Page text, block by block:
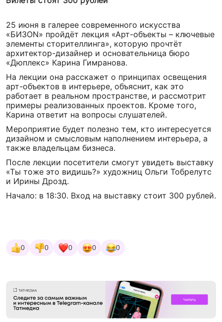
25 июня в галерее современного искусства
«БИЗОN» пройдёт лекция «Арт-объекты – ключевые
элементы сторителлинга», которую прочтёт
архитектор-дизайнер и основательница бюро
«Дюплекс» Карина Гимранова.
На лекции она расскажет о принципах освещения
арт-объектов в интерьере, объяснит, как это
работает в реальном пространстве, и рассмотрит
примеры реализованных проектов. Кроме того,
Карина ответит на вопросы слушателей.
Мероприятие будет полезно тем, кто интересуется
дизайном и смысловым наполнением интерьера, а
также владельцам бизнеса.
После лекции посетители смогут увидеть выставку
«Ты тоже это видишь?» художниц Ольги Тобрелутс
и Ирины Дрозд.
Начало: в 18:30. Вход на выставку стоит 300 рублей.
0 0 0 0 0